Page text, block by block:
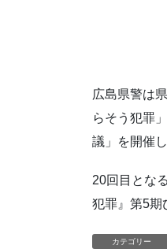
広島県警は
らそう犯罪
議」を開催
20回目とな
犯罪』第5期
カテゴリー